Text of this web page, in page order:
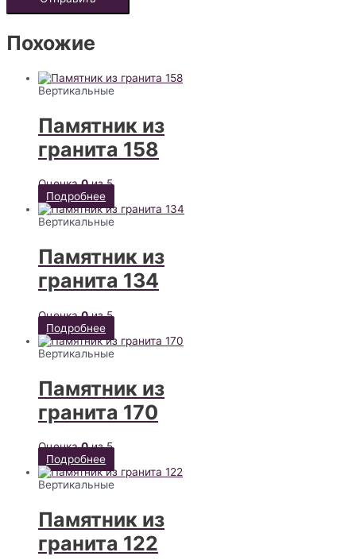
Похожие
Вертикальные
Памятник из
гранита 158
Оценка0из 5
Подробнее
Вертикальные
Памятник из
гранита 134
Оценка0из 5
Подробнее
Вертикальные
Памятник из
гранита 170
Оценка0из 5
Подробнее
Вертикальные
Памятник из
гранита 122